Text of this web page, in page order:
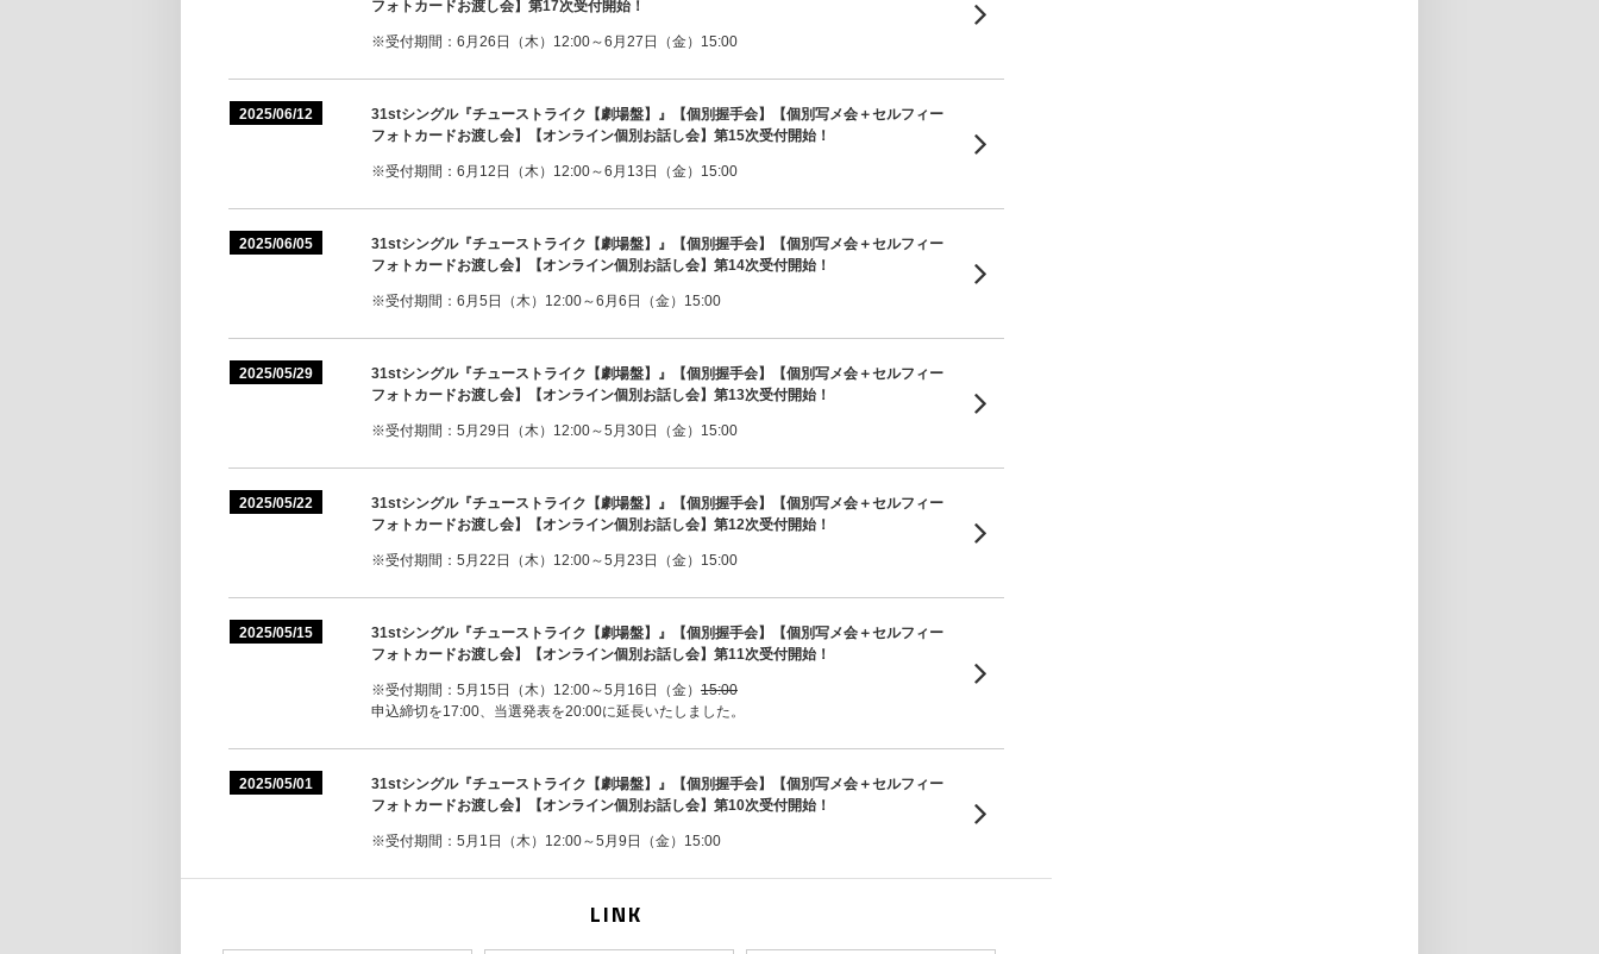
フォトカードお渡し会】第17次受付開始！
※受付期間：6月26日（木）12:00～6月27日（金）15:00
2025/06/12
31stシングル『チューストライク【劇場盤】』【個別握手会】【個別写メ会＋セルフィー
フォトカードお渡し会】【オンライン個別お話し会】第15次受付開始！
※受付期間：6月12日（木）12:00～6月13日（金）15:00
2025/06/05
31stシングル『チューストライク【劇場盤】』【個別握手会】【個別写メ会＋セルフィー
フォトカードお渡し会】【オンライン個別お話し会】第14次受付開始！
※受付期間：6月5日（木）12:00～6月6日（金）15:00
2025/05/29
31stシングル『チューストライク【劇場盤】』【個別握手会】【個別写メ会＋セルフィー
フォトカードお渡し会】【オンライン個別お話し会】第13次受付開始！
※受付期間：5月29日（木）12:00～5月30日（金）15:00
2025/05/22
31stシングル『チューストライク【劇場盤】』【個別握手会】【個別写メ会＋セルフィー
フォトカードお渡し会】【オンライン個別お話し会】第12次受付開始！
※受付期間：5月22日（木）12:00～5月23日（金）15:00
2025/05/15
31stシングル『チューストライク【劇場盤】』【個別握手会】【個別写メ会＋セルフィー
フォトカードお渡し会】【オンライン個別お話し会】第11次受付開始！
※受付期間：5月15日（木）12:00～5月16日（金） 15:00
申込締切を17:00、当選発表を20:00に延長いたしました。
2025/05/01
31stシングル『チューストライク【劇場盤】』【個別握手会】【個別写メ会＋セルフィー
フォトカードお渡し会】【オンライン個別お話し会】第10次受付開始！
※受付期間：5月1日（木）12:00～5月9日（金）15:00
LINK